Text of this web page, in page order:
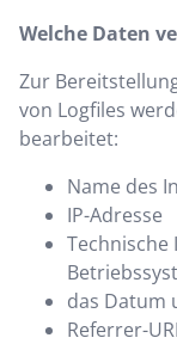
Welche Daten
Zur
von Logfiles
bearbeitet:
Name des
IP-Adresse
das Datum
Referrer-